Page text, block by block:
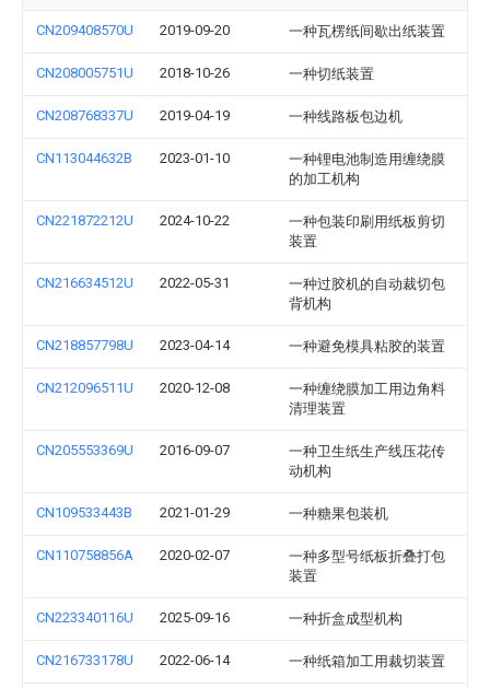
CN209408570U 2019-09-20 一种瓦楞纸间歇出纸装置
CN208005751U 2018-10-26 一种切纸装置
CN208768337U 2019-04-19 一种线路板包边机
CN113044632B 2023-01-10
一种锂电池制造用缠绕膜
的加工机构
CN221872212U 2024-10-22
一种包装印刷用纸板剪切
装置
CN216634512U 2022-05-31
一种过胶机的自动裁切包
背机构
CN218857798U 2023-04-14 一种避免模具粘胶的装置
CN212096511U 2020-12-08
一种缠绕膜加工用边角料
清理装置
CN205553369U 2016-09-07
一种卫生纸生产线压花传
动机构
CN109533443B 2021-01-29 一种糖果包装机
CN110758856A 2020-02-07
一种多型号纸板折叠打包
装置
CN223340116U 2025-09-16 一种折盒成型机构
CN216733178U 2022-06-14 一种纸箱加工用裁切装置